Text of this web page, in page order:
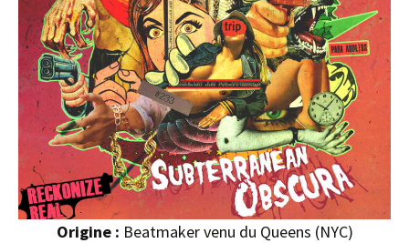
Origine : Beatmaker venu du Queens (NYC)